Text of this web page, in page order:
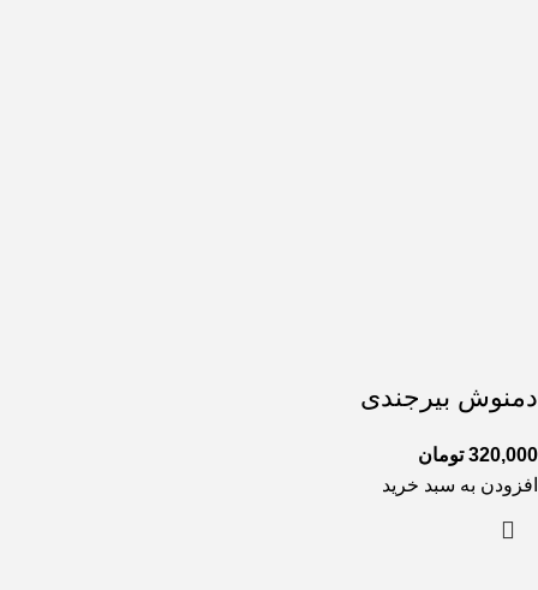
دمنوش بیرجندی
320,000 تومان
افزودن به سبد خرید